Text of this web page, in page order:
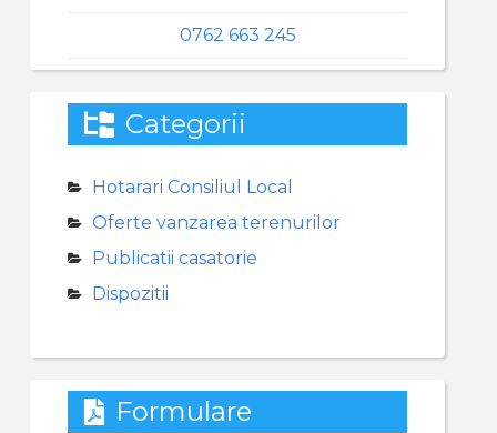
0762 663 245
Categorii
Hotarari Consiliul Local
Oferte vanzarea terenurilor
Publicatii casatorie
Dispozitii
Formulare